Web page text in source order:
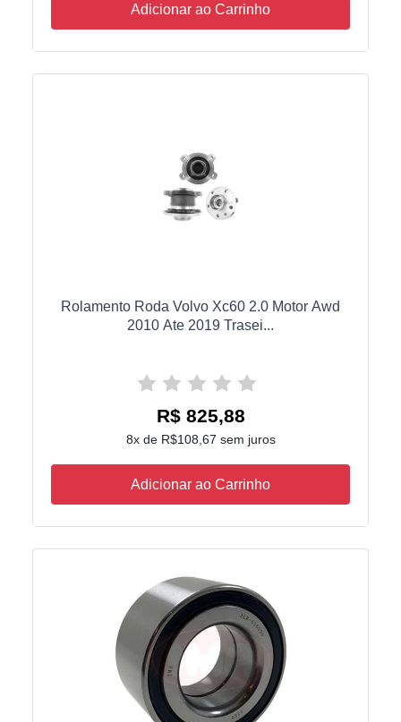
Adicionar ao Carrinho
Rolamento Roda Volvo Xc60 2.0 Motor Awd
2010 Ate 2019 Trasei...
R$ 825,88
8x de R$108,67 sem juros
Adicionar ao Carrinho